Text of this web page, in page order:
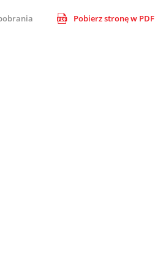
Pobierz stronę w PDF